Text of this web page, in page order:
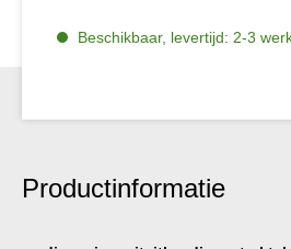
Beschikbaar, levertijd: 2-3
Productinformatie